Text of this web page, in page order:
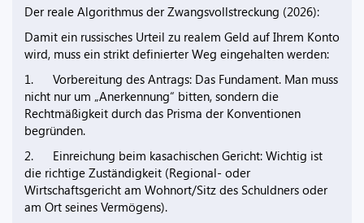
Der reale Algorithmus der Zwangsvollstreckung (2026):
Damit ein russisches Urteil zu realem Geld auf Ihrem Konto
wird, muss ein strikt definierter Weg eingehalten werden:
1. Vorbereitung des Antrags: Das Fundament. Man muss
nicht nur um „Anerkennung“ bitten, sondern die
Rechtmäßigkeit durch das Prisma der Konventionen
begründen.
2. Einreichung beim kasachischen Gericht: Wichtig ist
die richtige Zuständigkeit (Regional- oder
Wirtschaftsgericht am Wohnort/Sitz des Schuldners oder
am Ort seines Vermögens).